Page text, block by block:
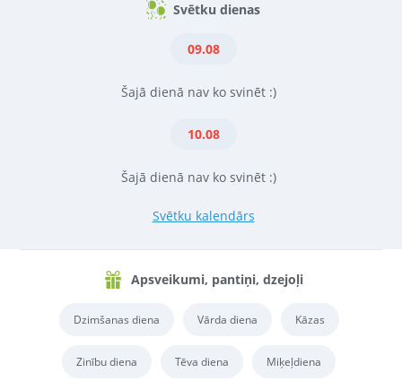
Svētku dienas
09.08
Šajā dienā nav ko svinēt :)
10.08
Šajā dienā nav ko svinēt :)
Svētku kalendārs
Apsveikumi, pantiņi, dzejoļi
Dzimšanas diena Vārda diena Kāzas
Zinību diena Tēva diena Miķeļdiena